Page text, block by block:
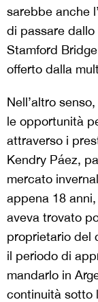
sarebbe anche
di passare
Stamford
offerto dalla
Nell’altro
le opportunità
attraverso i
Kendry Páez,
mercato
appena 18
aveva trovato
proprietario del
il periodo di
mandarlo in
continuità sotto